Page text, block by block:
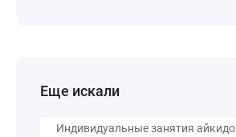
Еще искали
Индивидуальные занятия айкидо